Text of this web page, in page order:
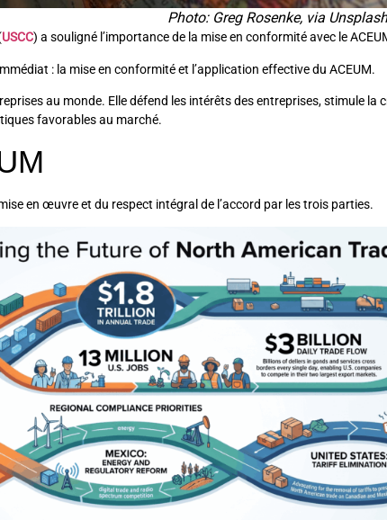
Photo: Greg Rosenke, via
USCC) a souligné l’importance de la mise en conformité avec le
: la mise en conformité et l’application effective du ACEUM.
au monde. Elle défend les intérêts des entreprises, stimule
favorables au marché.
en œuvre et du respect intégral de l’accord par les trois parties.